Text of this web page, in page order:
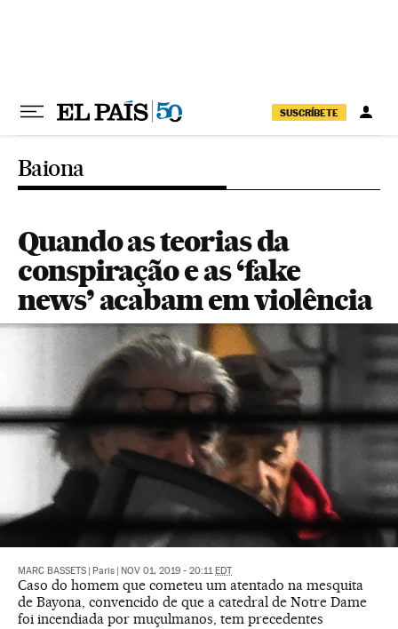
SUSCRÍBETE
Baiona
Quando as teorias da
conspiração e as ‘fake
news’ acabam em violência
MARC BASSETS Paris NOV 01, 2019 - 20:11 EDT
Caso do homem que cometeu um atentado na mesquita
de Bayona, convencido de que a catedral de Notre Dame
foi incendiada por muçulmanos, tem precedentes